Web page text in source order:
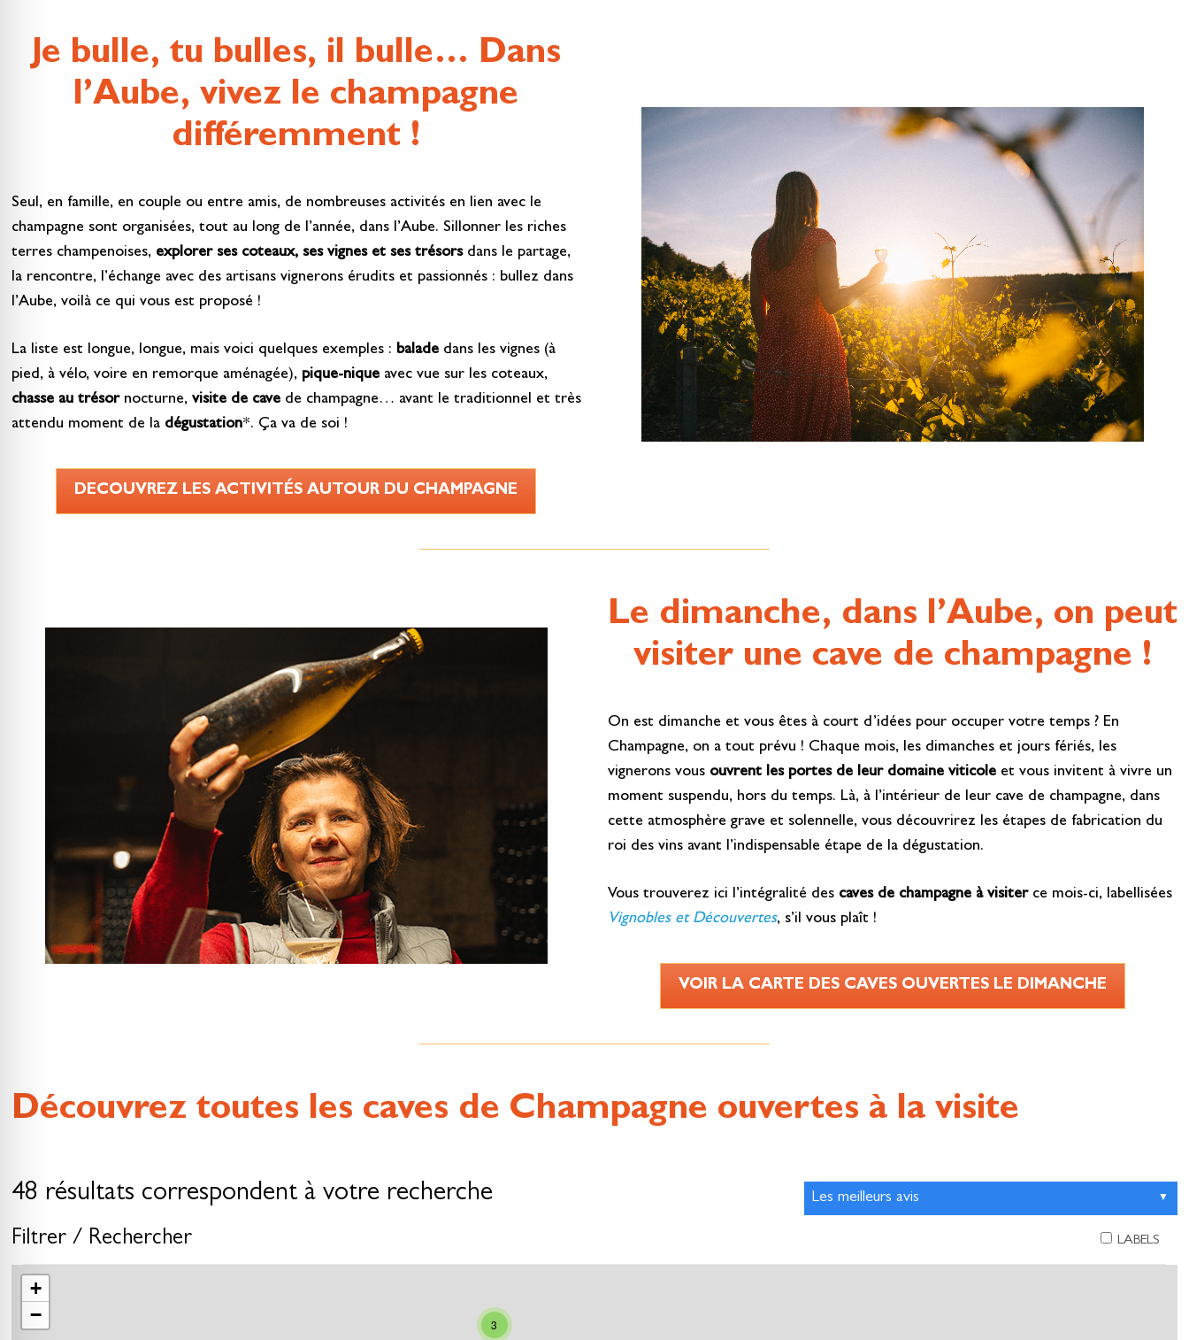
Je bulle, tu bulles, il bulle… Dans
l’Aube, vivez le champagne
différemment !
Seul, en famille, en couple ou entre amis, de nombreuses activités en lien avec le
champagne sont organisées, tout au long de l’année, dans l’Aube. Sillonner les riches
terres champenoises, explorer ses coteaux, ses vignes et ses trésors dans le partage,
la rencontre, l’échange avec des artisans vignerons érudits et passionnés : bullez dans
l’Aube, voilà ce qui vous est proposé !
La liste est longue, longue, mais voici quelques exemples : baladedans les vignes (à
pied, à vélo, voire en remorque aménagée), pique-niqueavec vue sur les coteaux,
chasse au trésornocturne, visite de cavede champagne… avant le traditionnel et très
attendu moment de la dégustation*. Ça va de soi !
DECOUVREZ LES ACTIVITÉS AUTOUR DU CHAMPAGNE
Le dimanche, dans l’Aube, on peut
visiter une cave de champagne !
On est dimanche et vous êtes à court d’idées pour occuper votre temps ? En
Champagne, on a tout prévu ! Chaque mois, les dimanches et jours fériés, les
vignerons vous ouvrent les portes de leur domaine viticole et vous invitent à vivre un
moment suspendu, hors du temps. Là, à l’intérieur de leur cave de champagne, dans
cette atmosphère grave et solennelle, vous découvrirez les étapes de fabrication du
roi des vins avant l’indispensable étape de la dégustation.
Vous trouverez ici l’intégralité des caves de champagne à visiter ce mois-ci, labellisées
Vignobles et Découvertes, s’il vous plaît !
VOIR LA CARTE DES CAVES OUVERTES LE DIMANCHE
Découvrez toutes les caves de Champagne ouvertes à la visite
48 résultats correspondent à votre recherche
Filtrer / Rechercher LABELS
3
+
−